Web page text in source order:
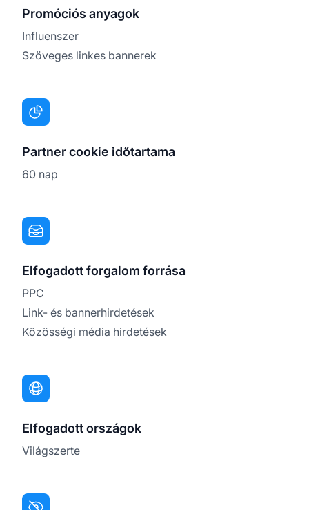
Promóciós anyagok
Influenszer
Szöveges linkes bannerek
Partner cookie időtartama
60 nap
Elfogadott forgalom forrása
PPC
Link- és bannerhirdetések
Közösségi média hirdetések
Elfogadott országok
Világszerte